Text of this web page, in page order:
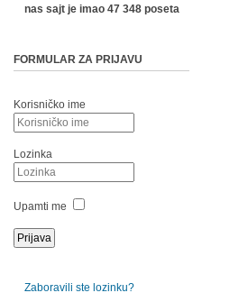
nas sajt je imao 47 348 poseta
FORMULAR ZA PRIJAVU
Korisničko ime
Lozinka
Upamti me
Zaboravili ste lozinku?